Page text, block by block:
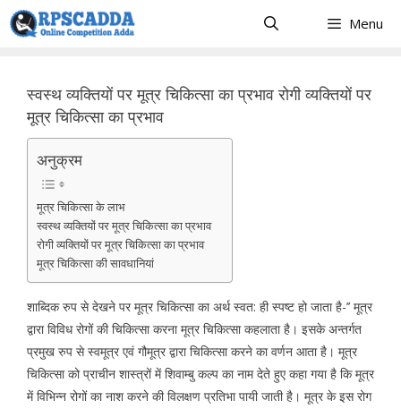
Skip
to
Menu
स्वस्थ व्यक्तियों पर मूत्र चिकित्सा का प्रभाव रोगी व्यक्तियों पर
मूत्र चिकित्सा का प्रभाव
अनुक्रम
मूत्र चिकित्सा के लाभ
स्वस्थ व्यक्तियों पर मूत्र चिकित्सा का प्रभाव
रोगी व्यक्तियों पर मूत्र चिकित्सा का प्रभाव
मूत्र चिकित्सा की सावधानियां
शाब्दिक रुप से देखने पर मूत्र चिकित्सा का अर्थ स्वत: ही स्पष्ट हो जाता है-’’ मूत्र
द्वारा विविध रोगों की चिकित्सा करना मूत्र चिकित्सा कहलाता है। इसके अन्तर्गत
प्रमुख रुप से स्वमूत्र एवं गौमूत्र द्वारा चिकित्सा करने का वर्णन आता है। मूत्र
चिकित्सा को प्राचीन शास्त्रों में शिवाम्बु कल्प का नाम देते हुए कहा गया है कि मूत्र
में विभिन्न रोगों का नाश करने की विलक्षण प्रतिभा पायी जाती है। मूत्र के इस रोग